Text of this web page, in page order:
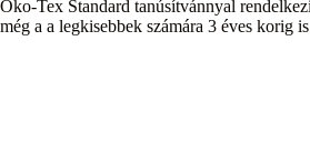
Öko-Tex Standard tanúsítvánnyal
még a a legkisebbek számára 3 éves korig